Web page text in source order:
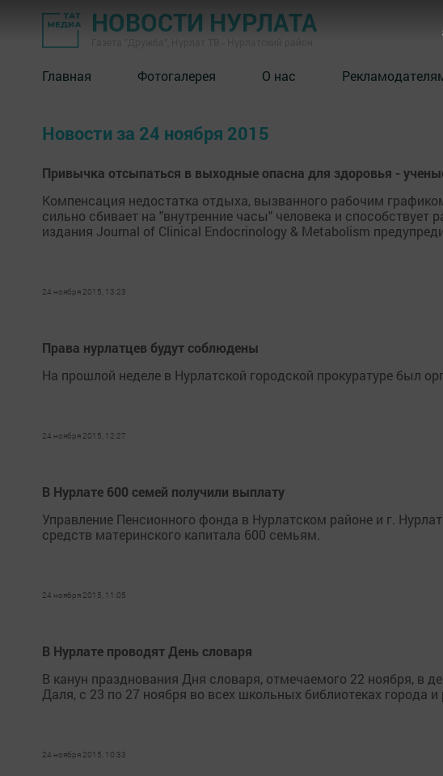
НОВОСТИ НУРЛАТА
Главная Фотогалерея О нас
Новости за 24 ноября 2015
Привычка отсыпаться в выходные опасна для здоровья -
Компенсация недостатка отдыха, вызванного рабочим
сильно сбивает на "внутренние часы" человека и
издания Journal of Clinical Endocrinology & Metabolism
24 ноября 2015, 13:23
Права нурлатцев будут соблюдены
На прошлой неделе в Нурлатской городской прокуратуре был
24 ноября 2015, 12:27
В Нурлате 600 семей получили выплату
Управление Пенсионного фонда в Нурлатском районе и г.
средств материнского капитала 600 семьям.
24 ноября 2015, 11:05
В Нурлате проводят День словаря
В канун празднования Дня словаря, отмечаемого 22 ноября, в
Даля, с 23 по 27 ноября во всех школьных библиотеках города
24 ноября 2015, 10:33